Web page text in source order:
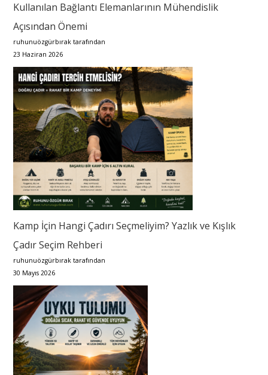
Kullanılan Bağlantı Elemanlarının Mühendislik
Açısından Önemi
ruhunuözgürbırak tarafından
23 Haziran 2026
Kamp İçin Hangi Çadırı Seçmeliyim? Yazlık ve Kışlık
Çadır Seçim Rehberi
ruhunuözgürbırak tarafından
30 Mayıs 2026